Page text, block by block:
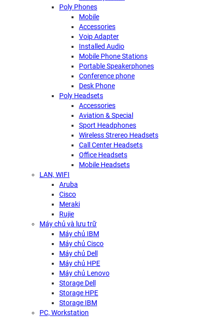
Poly Phones
Mobile
Accessories
Voip Adapter
Installed Audio
Mobile Phone Stations
Portable Speakerphones
Conference phone
Desk Phone
Poly Headsets
Accessories
Aviation & Special
Sport Headphones
Wireless Strereo Headsets
Call Center Headsets
Office Headsets
Mobile Headsets
LAN, WIFI
Aruba
Cisco
Meraki
Rujie
Máy chủ và lưu trữ
Máy chủ IBM
Máy chủ Cisco
Máy chủ Dell
Máy chủ HPE
Máy chủ Lenovo
Storage Dell
Storage HPE
Storage IBM
PC, Workstation